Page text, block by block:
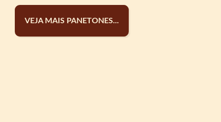
VEJA MAIS PANETONES...